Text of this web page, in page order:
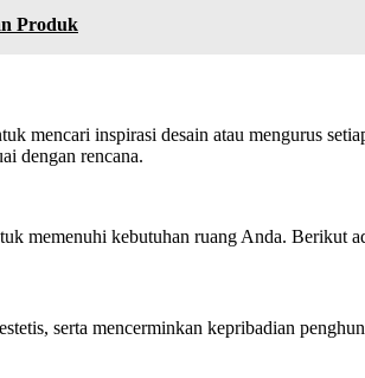
Produk
mencari inspirasi desain atau mengurus
dengan rencana.
memenuhi kebutuhan ruang Anda. Berikut
serta mencerminkan kepribadian